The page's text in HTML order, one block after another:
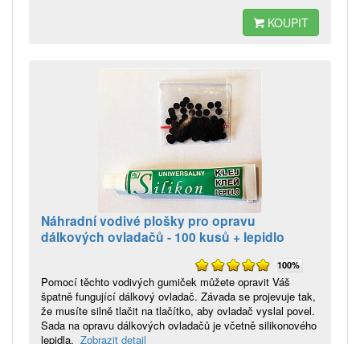
KOUPIT
Náhradní vodivé plošky pro opravu
dálkových ovladačů - 100 kusů + lepidlo
100%
Pomocí těchto vodivých gumiček můžete opravit Váš
špatně fungující dálkový ovladač. Závada se projevuje tak,
že musíte silně tlačit na tlačítko, aby ovladač vyslal povel.
Sada na opravu dálkových ovladačů je včetně silikonového
lepidla. Zobrazit detail